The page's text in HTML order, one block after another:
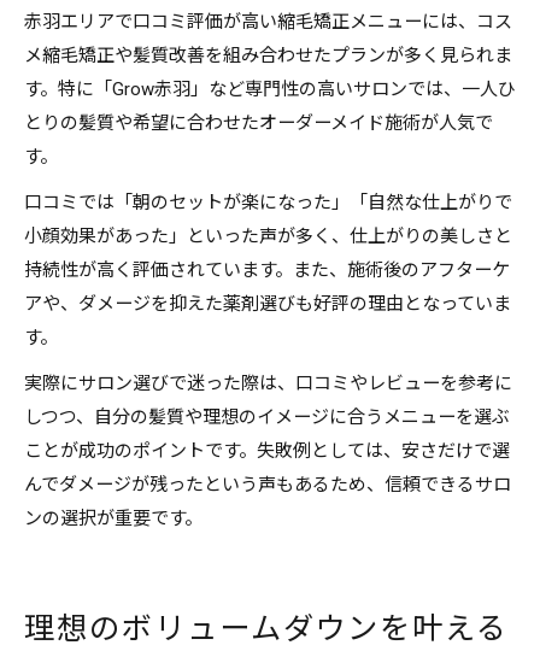
赤羽エリアで口コミ評価が高い縮毛矯正メニューには、コス
メ縮毛矯正や髪質改善を組み合わせたプランが多く見られま
す。特に「Grow赤羽」など専門性の高いサロンでは、一人ひ
とりの髪質や希望に合わせたオーダーメイド施術が人気で
す。
口コミでは「朝のセットが楽になった」「自然な仕上がりで
小顔効果があった」といった声が多く、仕上がりの美しさと
持続性が高く評価されています。また、施術後のアフターケ
アや、ダメージを抑えた薬剤選びも好評の理由となっていま
す。
実際にサロン選びで迷った際は、口コミやレビューを参考に
しつつ、自分の髪質や理想のイメージに合うメニューを選ぶ
ことが成功のポイントです。失敗例としては、安さだけで選
んでダメージが残ったという声もあるため、信頼できるサロ
ンの選択が重要です。
理想のボリュームダウンを叶える